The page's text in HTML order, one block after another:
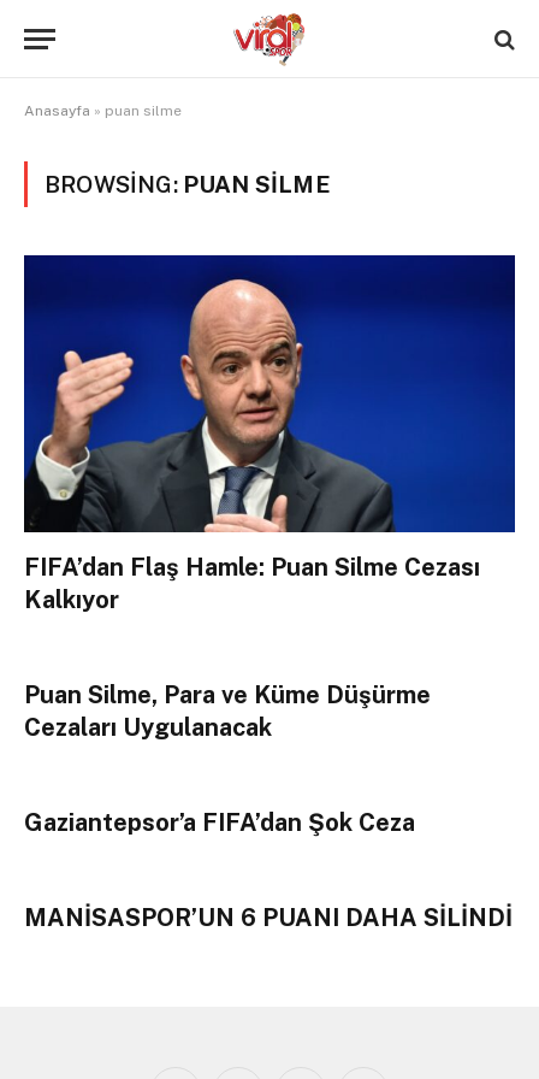
Anasayfa » puan silme
BROWSING: PUAN SILME
FIFA’dan Flaş Hamle: Puan Silme Cezası
Kalkıyor
Puan Silme, Para ve Küme Düşürme
Cezaları Uygulanacak
Gaziantepsor’a FIFA’dan Şok Ceza
MANİSASPOR’UN 6 PUANI DAHA SİLİNDİ